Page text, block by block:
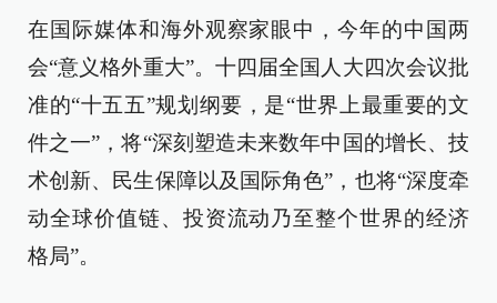
在国际媒体和海外观察家眼中，今年的中国两
会“意义格外重大”。十四届全国人大四次会议批
准的“十五五”规划纲要，是“世界上最重要的文
件之一”，将“深刻塑造未来数年中国的增长、技
术创新、民生保障以及国际角色”，也将“深度牵
动全球价值链、投资流动乃至整个世界的经济
格局”。